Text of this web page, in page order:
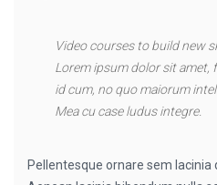
Video courses to build new
Lorem ipsum dolor sit amet,
id cum, no quo maiorum
Mea cu case ludus integre.
Pellentesque ornare sem